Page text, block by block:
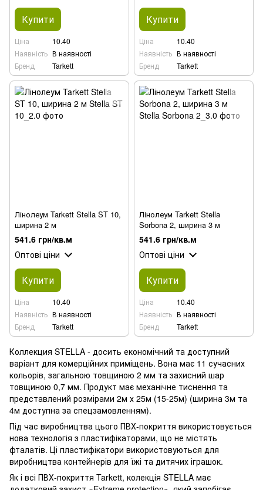
Купити
Ціна
10.40
Наявність В наявності
Бренд
Tarkett
Купити
Ціна
10.40
Наявність В наявності
Бренд
Tarkett
Лінолеум Tarkett Stella ST 10,
ширина 2 м
541.6 грн/кв.м
Оптові ціни
Купити
Ціна
10.40
Наявність В наявності
Бренд
Tarkett
Лінолеум Tarkett Stella
Sorbona 2, ширина 3 м
541.6 грн/кв.м
Оптові ціни
Купити
Ціна
10.40
Наявність В наявності
Бренд
Tarkett
Коллекция STELLA - досить економічний та доступний
варіант для комерційних приміщень. Вона має 11 сучасних
кольорів, загальною товщиною 2 мм та захисний шар
товщиною 0,7 мм. Продукт має механічне тиснення та
представлений розмірами 2м х 25м (15-25м) (ширина 3м та
4м доступна за спецзамовленням).
Під час виробництва цього ПВХ-покриття використовується
нова технологія з пластифікаторами, що не містять
фталатів. Ці пластифікатори використовуються для
виробництва контейнерів для їжі та дитячих іграшок.
Як і всі ПВХ-покриття Tarkett, колекція STELLA має